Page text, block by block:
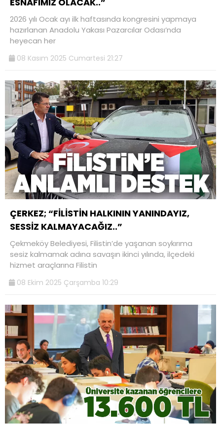
2026 yılı Ocak ayı ilk haftasında kongresini yapmaya
hazırlanan Anadolu Yakası Pazarcılar Odası’nda
heyecan her
08 Kasım 2025 Cumartesi 21:27
ÇERKEZ; “FİLİSTİN HALKININ YANINDAYIZ,
SESSİZ KALMAYACAĞIZ..”
Çekmeköy Belediyesi, Filistin’de yaşanan soykırıma
sesiz kalmamak adına savaşın ikinci yılında, ilçedeki
hizmet araçlarına Filistin
08 Ekim 2025 Çarşamba 10:29